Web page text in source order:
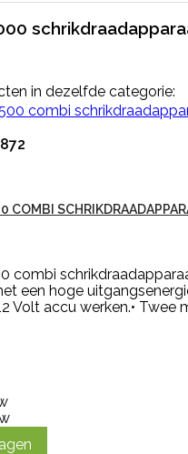
in dezelfde categorie:
COMBI
combi
een hoge
Volt accu werken.• Twee